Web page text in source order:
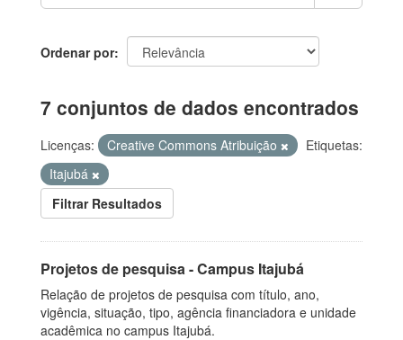
Ordenar por
7 conjuntos de dados encontrados
Licenças: Creative Commons Atribuição
Etiquetas:
Itajubá
Filtrar Resultados
Projetos de pesquisa - Campus Itajubá
Relação de projetos de pesquisa com título, ano,
vigência, situação, tipo, agência financiadora e unidade
acadêmica no campus Itajubá.